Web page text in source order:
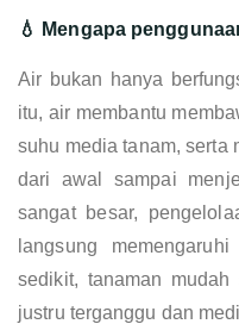
💧 Mengapa
Air bukan hanya
itu, air membantu
suhu media tanam, serta
dari awal sampai
sangat besar,
langsung
sedikit, tanaman
justru terganggu dan